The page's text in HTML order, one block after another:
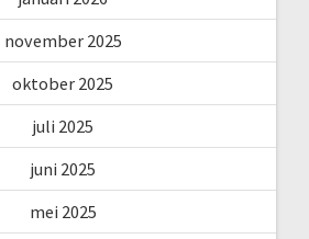
november 2025
oktober 2025
juli 2025
juni 2025
mei 2025